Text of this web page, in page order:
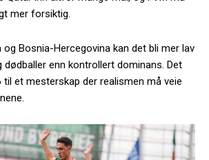
mer forsiktig.
og Bosnia-Hercegovina kan det bli mer lav
dødballer enn kontrollert dominans. Det
til et mesterskap der realismen må veie